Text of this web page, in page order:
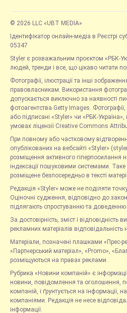
© 2026 LLC «UBT MEDIA»
Ідентифікатор онлайн-медіа в Реєстрі
05347
Styler є розважальним проєктом «РБК-
людей, тренди і все, що цікаво читати
Фотографії, ілюстрації та інші
правовласникам. Використання
допускається виключно за наявності
фотоагентства Getty Images.
або підписані «Styler» чи «РБК-
умовах ліцензії Creative Commons
При повному або частковому
опублікованих на вебсайті «Styler»
розміщення активного гіперпосилання
індексації пошуковими системами.
розміщене безпосередньо в тексті
Редакція «Styler» може не поділяти
Оціночні судження, відповідно до
підлягають спростуванню та доведенню
За достовірність, зміст і
рекламних матеріалів
Матеріали, позначені плашками «Прес-
«Партнерський матеріал», «Promo»,
розміщуються на правах реклами.
Рубрика «Новини компаній» є
новини, повідомлення та оголошення,
компаній, і ґрунтується на інформації,
компаніями. Редакція не несе
інформації.